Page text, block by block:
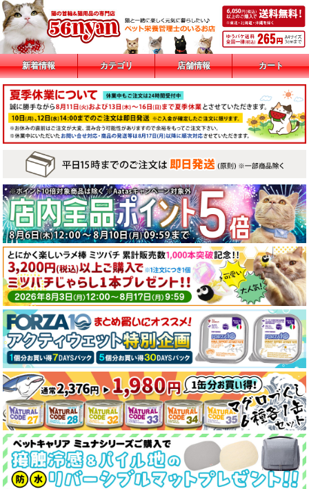
新着情報 カテゴリ 店舗情報 カート